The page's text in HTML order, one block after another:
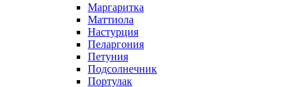
Маргаритка
Маттиола
Настурция
Пеларгония
Петуния
Подсолнечник
Портулак